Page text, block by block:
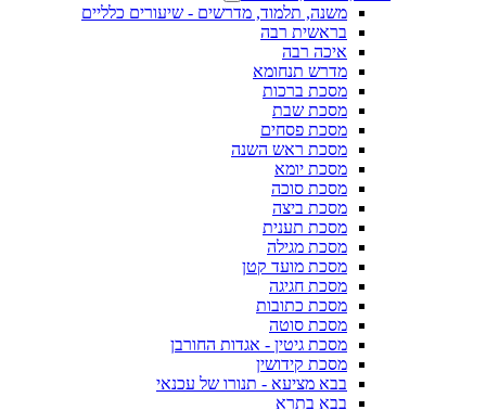
משנה, תלמוד, מדרשים - שיעורים כלליים
בראשית רבה
איכה רבה
מדרש תנחומא
מסכת ברכות
מסכת שבת
מסכת פסחים
מסכת ראש השנה
מסכת יומא
מסכת סוכה
מסכת ביצה
מסכת תענית
מסכת מגילה
מסכת מועד קטן
מסכת חגיגה
מסכת כתובות
מסכת סוטה
מסכת גיטין - אגדות החורבן
מסכת קידושין
בבא מציעא - תנורו של עכנאי
בבא בתרא